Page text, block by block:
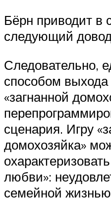
Бёрн приводит в
следующий
Следовательно,
способом выхода
«загнанной
сценария. Игру
домохозяйка»
любви»:
семейной жизнью